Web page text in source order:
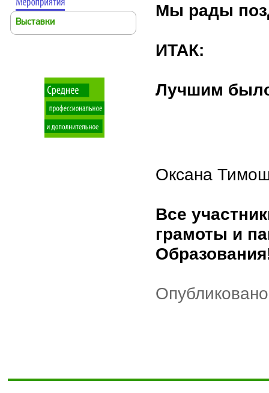
Выставки
Мы рады
ИТАК:
Лучшим
Оксана
Все
грамоты и